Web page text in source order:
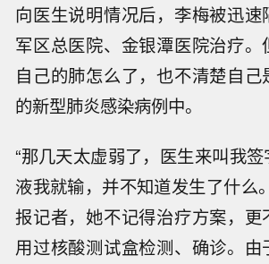
向医生说明情况后，李梅被迅
军区总医院、金银潭医院治疗
自己的肺怎么了，也不清楚自
的新型肺炎感染病例中。
“那几天太虚弱了，医生来叫我
液我就输，并不知道发生了什么
报记者，她不记得治疗方案，
用过核酸测试盒检测、确诊。由